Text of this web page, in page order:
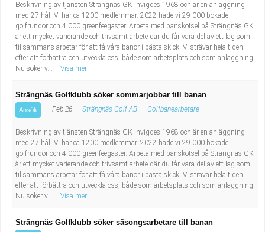
Beskrivning av tjänsten Strängnäs GK invigdes 1968 och är en anläggning
med 27 hål. Vi har ca 1200 medlemmar. 2022 hade vi 29 000 bokade
golfrundor och 4 000 greenfeegäster. Arbeta med banskötsel på Strängnäs GK
är ett mycket varierande och trivsamt arbete där du får vara del av ett lag som
tillsammans arbetar för att få våra banor i bästa skick. Vi strävar hela tiden
efter att förbättra och utveckla oss, både som arbetsplats och som anläggning.
Nu söker v...
Visa mer
Strängnäs Golfklubb söker sommarjobbar till banan
Ansök Feb 26 Strängnäs Golf AB Golfbanearbetare
Beskrivning av tjänsten Strängnäs GK invigdes 1968 och är en anläggning
med 27 hål. Vi har ca 1200 medlemmar. 2022 hade vi 29 000 bokade
golfrundor och 4 000 greenfeegäster. Arbeta med banskötsel på Strängnäs GK
är ett mycket varierande och trivsamt arbete där du får vara del av ett lag som
tillsammans arbetar för att få våra banor i bästa skick. Vi strävar hela tiden
efter att förbättra och utveckla oss, både som arbetsplats och som anläggning.
Nu söker v...
Visa mer
Strängnäs Golfklubb söker säsongsarbetare till banan